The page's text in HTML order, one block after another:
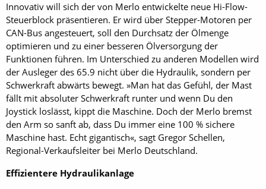
Innovativ will sich der von Merlo entwickelte neue Hi-Flow-
Steuerblock präsentieren. Er wird über Stepper-Motoren per
CAN-Bus angesteuert, soll den Durchsatz der Ölmenge
optimieren und zu einer besseren Ölversorgung der
Funktionen führen. Im Unterschied zu anderen Modellen wird
der Ausleger des 65.9 nicht über die Hydraulik, sondern per
Schwerkraft abwärts bewegt. »Man hat das Gefühl, der Mast
fällt mit absoluter Schwerkraft runter und wenn Du den
Joystick loslässt, kippt die Maschine. Doch der Merlo bremst
den Arm so sanft ab, dass Du immer eine 100 % sichere
Maschine hast. Echt gigantisch«, sagt Gregor Schellen,
Regional-Verkaufsleiter bei Merlo Deutschland.
Effizientere Hydraulikanlage